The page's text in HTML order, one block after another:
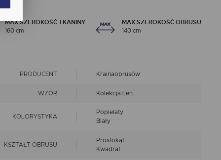
MAX SZEROKOŚĆ TKANINY
160 cm
MAX SZEROKOŚĆ OBRUSU
140 cm
PRODUCENT Krainaobrusów
WZÓR Kolekcja Len
KOLORYSTYKA
Popielaty
Biały
KSZTAŁT OBRUSU
Prostokąt
Kwadrat